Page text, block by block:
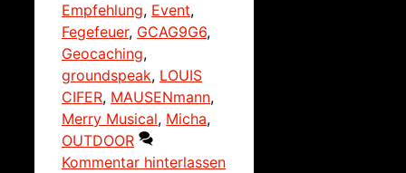
Empfehlung, Event,
Fegefeuer, GCAG9G6,
Geocaching,
groundspeak, LOUIS
CIFER, MAUSENmann,
Merry Musical, Micha,
OUTDOOR
Kommentar hinterlassen